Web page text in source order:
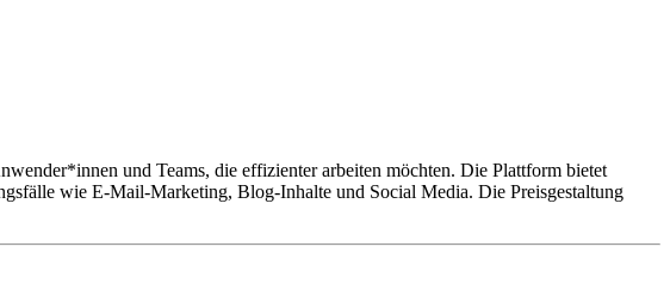
und Teams, die effizienter arbeiten möchten. Die Plattform bietet
wie E-Mail-Marketing, Blog-Inhalte und Social Media. Die Preisgestaltung